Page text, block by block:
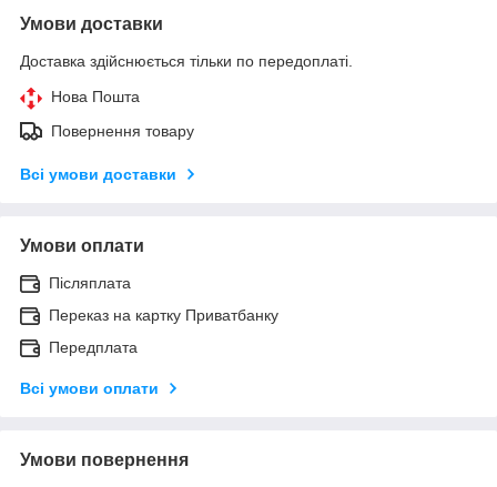
Умови доставки
Доставка здійснюється тільки по передоплаті.
Нова Пошта
Повернення товару
Всі умови доставки
Умови оплати
Післяплата
Переказ на картку Приватбанку
Передплата
Всі умови оплати
Умови повернення